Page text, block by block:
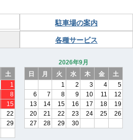
駐車場の案内
各種サービス
土
1
8
15
22
29
2026年9月
日
月 火 水 木 金
土
1
2 3 4
5
6
7 8 9 10 11
12
13
14 15 16 17 18
19
20
21 22 23 24 25
26
27
28 29 30